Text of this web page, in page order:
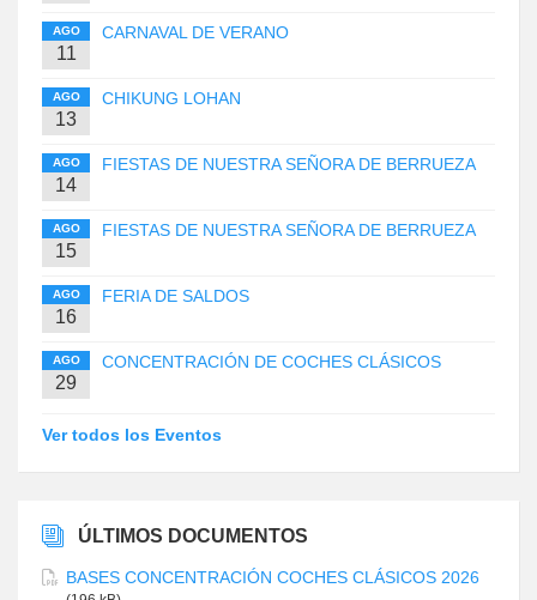
AGO
11
CARNAVAL DE VERANO
AGO
13
CHIKUNG LOHAN
AGO
14
FIESTAS DE NUESTRA SEÑORA DE BERRUEZA
AGO
15
FIESTAS DE NUESTRA SEÑORA DE BERRUEZA
AGO
16
FERIA DE SALDOS
AGO
29
CONCENTRACIÓN DE COCHES CLÁSICOS
Ver todos los Eventos
ÚLTIMOS DOCUMENTOS
BASES CONCENTRACIÓN COCHES CLÁSICOS 2026